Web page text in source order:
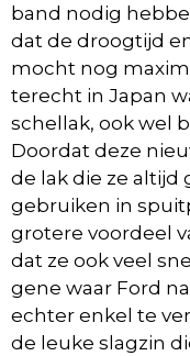
band nodig
dat de droogtijd
mocht nog
terecht in Japan
schellak, ook wel
Doordat deze
de lak die ze altijd
gebruiken in
grotere voordeel
dat ze ook veel
gene waar Ford
echter enkel te
de leuke slagzin